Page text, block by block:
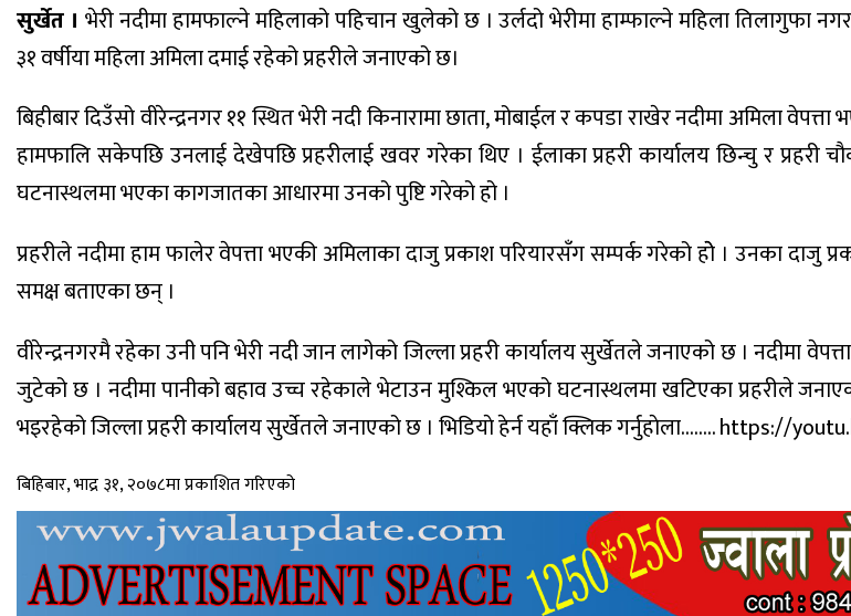
सुर्खेत । भेरी नदीमा हामफाल्ने महिलाको पहिचान खुलेको छ । उर्लदो भेरीमा हाम्फाल्ने महिला तिलागुफा
३१ वर्षीया महिला अमिला दमाई रहेको प्रहरीले जनाएको छ।
बिहीबार दिउँसो वीरेन्द्रनगर ११ स्थित भेरी नदी किनारामा छाता, मोबाईल र कपडा राखेर नदीमा अमिला
हामफालि सकेपछि उनलाई देखेपछि प्रहरीलाई खवर गरेका थिए । ईलाका प्रहरी कार्यालय छिन्चु र प्रहरी
घटनास्थलमा भएका कागजातका आधारमा उनको पुष्टि गरेको हो ।
प्रहरीले नदीमा हाम फालेर वेपत्ता भएकी अमिलाका दाजु प्रकाश परियारसँग सम्पर्क गरेको होे । उनका दाजु
समक्ष बताएका छन् ।
वीरेन्द्रनगरमै रहेका उनी पनि भेरी नदी जान लागेको जिल्ला प्रहरी कार्यालय सुर्खेतले जनाएको छ । नदीमा
जुटेको छ । नदीमा पानीको बहाव उच्च रहेकाले भेटाउन मुश्किल भएको घटनास्थलमा खटिएका प्रहरीले
भइरहेको जिल्ला प्रहरी कार्यालय सुर्खेतले जनाएको छ । भिडियाे हेर्न यहाँ क्लिक गर्नुहाेला…….. https://
बिहिबार, भाद्र ३१, २०७८मा प्रकाशित गरिएको